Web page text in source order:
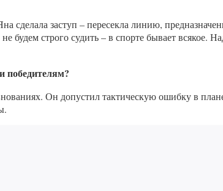
заступ – пересекла линию,
будем строго судить – в спорте бывает всякое.
победителям?
Он допустил тактическую ошибку в